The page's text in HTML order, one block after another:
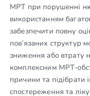
МРТ при порушенні
використанням
забезпечити повну
пов’язаних структур
зниження або втрату
комплексним МРТ-
причини та підібрати
спостереження та